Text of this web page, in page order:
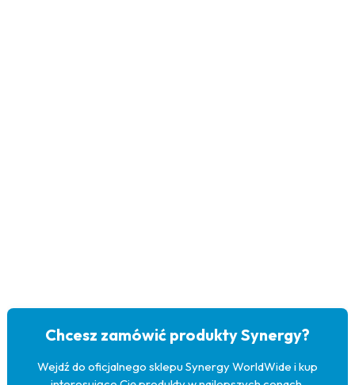
Chcesz zamówić produkty Synergy?
Wejdź do oficjalnego sklepu Synergy WorldWide i kup